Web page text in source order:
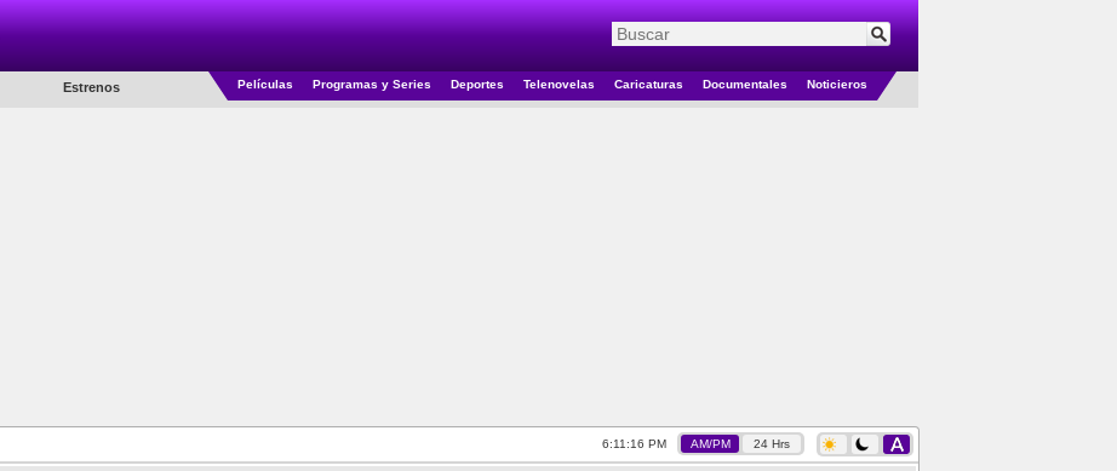
Estrenos Películas Programas y Series Deportes Telenovelas Caricaturas Documentales Noticieros
6:11:17 PM AM/PM 24 Hrs